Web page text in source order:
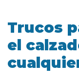
Trucos
el